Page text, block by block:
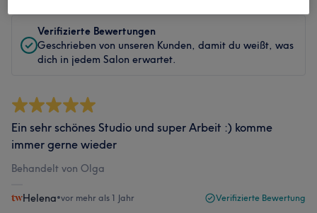
Verifizierte Bewertungen
Geschrieben von unseren Kunden, damit du weißt, was
dich in jedem Salon erwartet.
Ein sehr schönes Studio und super Arbeit :) komme
immer gerne wieder
Behandelt von Olga
Helena•vor mehr als 1 Jahr Verifizierte Bewertung